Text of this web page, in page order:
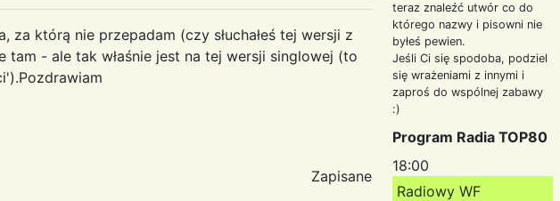
którą nie przepadam (czy słuchałeś tej wersji z
tam - ale tak właśnie jest na tej wersji singlowej (to
Zapisane
teraz znaleźć utwór co do
którego nazwy i pisowni nie
byłeś pewien.
Jeśli Ci się spodoba, podziel
się wrażeniami z innymi i
zaproś do wspólnej zabawy
:)
Program Radia TOP80
18:00
Radiowy WF